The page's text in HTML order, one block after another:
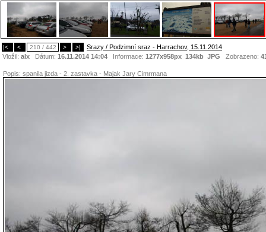
|< < 210 / 442 > >|
Srazy / Podzimní sraz - Harrachov, 15.11.2014
Vložil: alx Dátum: 16.11.2014 14:04 Informace: 1277x958px 134kb JPG Zobrazeno:
Popis: spanila jizda - 2. zastavka - Majak Jary Cimrmana